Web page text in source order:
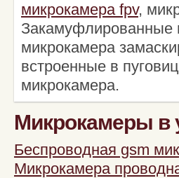
микрокамера fpv,
Закамуфлированные
микрокамера
встроенные в
микрокамера.
Микрокамеры в
Беспроводная gsm
Микрокамера